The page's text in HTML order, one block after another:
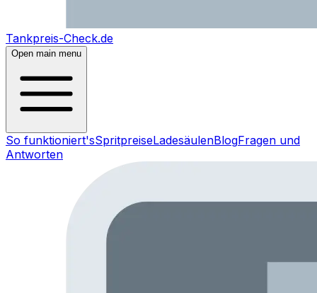
Tankpreis-Check.de
Open main menu
So funktioniert'sSpritpreiseLadesäulenBlogFragen und
Antworten